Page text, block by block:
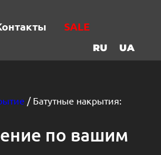
SALE
RU UA
/ Батутные накрытия:
по вашим